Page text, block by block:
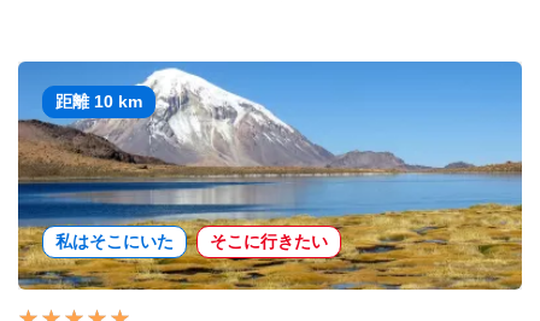
距離 10 km
私はそこにいた そこに行きたい